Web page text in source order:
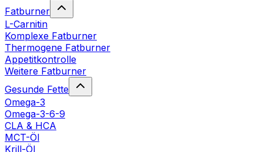
Fatburner
L-Carnitin
Komplexe Fatburner
Thermogene Fatburner
Appetitkontrolle
Weitere Fatburner
Gesunde Fette
Omega-3
Omega-3-6-9
CLA & HCA
MCT-Öl
Krill-Öl